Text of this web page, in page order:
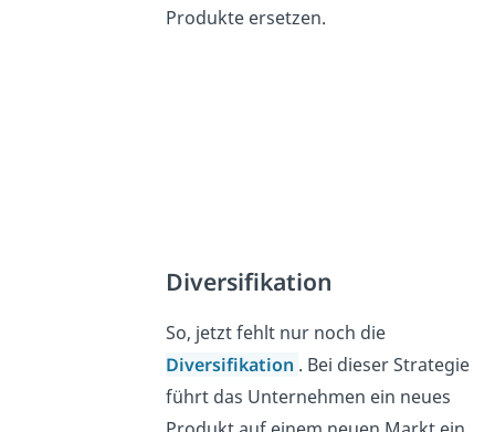
Produkte ersetzen.
Diversifikation
So, jetzt fehlt nur noch die
Diversifikation . Bei dieser Strategie
führt das Unternehmen ein neues